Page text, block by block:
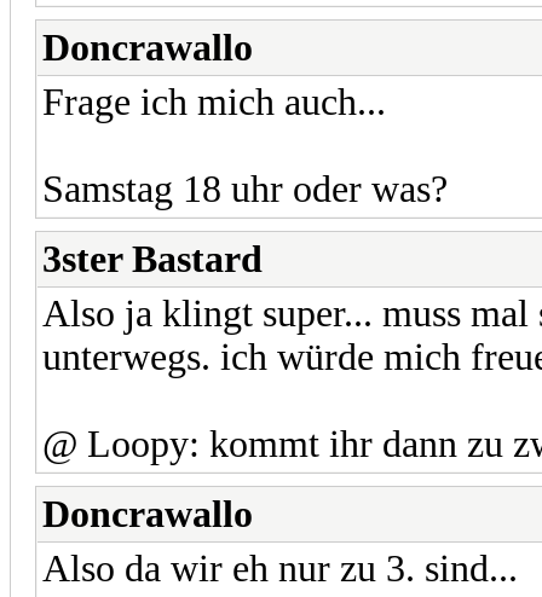
Doncrawallo
Frage ich mich auch...
Samstag 18 uhr oder was?
3ster Bastard
Also ja klingt super... muss
unterwegs. ich würde mich
@ Loopy: kommt ihr dann zu
Doncrawallo
Also da wir eh nur zu 3. sind...